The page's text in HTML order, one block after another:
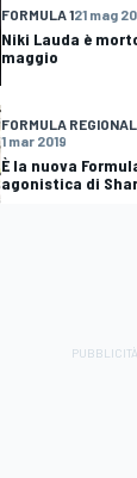
FORMULA 121 mag
Niki Lauda è
maggio
FORMULA
1 mar 2019
È la nuova
agonistica di